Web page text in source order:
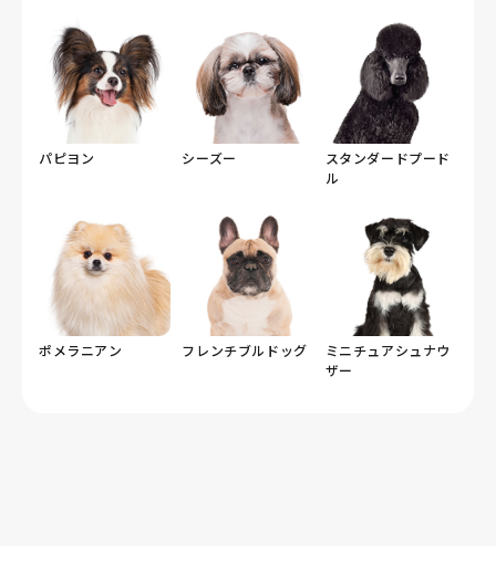
パピヨン シーズー
スタンダードプード
ル
ポメラニアン フレンチブルドッグ
ミニチュアシュナウ
ザー